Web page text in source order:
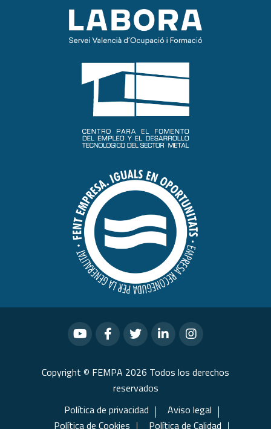
Copyright © FEMPA 2026 Todos los derechos
reservados
Política de privacidad
Aviso legal
Política de Cookies
Política de Calidad